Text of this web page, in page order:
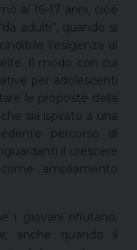
ai 16-17 anni, cioè
adulti”, quando si
l’esigenza di
Il modo con cui
per adolescenti
le proposte della
sia ispirato a una
percorso di
il crescere
ampliamento
i giovani rifiutano,
anche quando il